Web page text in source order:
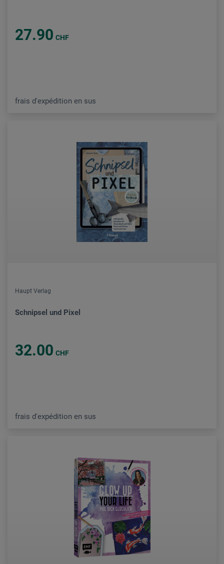
27.90 CHF
frais d'expédition en sus
Haupt Verlag
Schnipsel und Pixel
32.00 CHF
frais d'expédition en sus